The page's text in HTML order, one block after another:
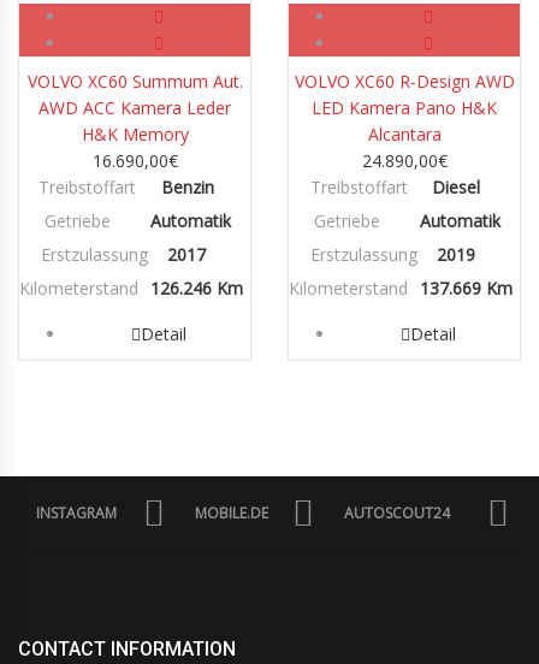
VOLVO XC60 Summum Aut.
AWD ACC Kamera Leder
H&K Memory
16.690,00€
Treibstoffart
Benzin
Getriebe
Automatik
Erstzulassung
2017
Kilometerstand
126.246 Km
Detail
VOLVO XC60 R-Design AWD
LED Kamera Pano H&K
Alcantara
24.890,00€
Treibstoffart
Diesel
Getriebe
Automatik
Erstzulassung
2019
Kilometerstand
137.669 Km
Detail
INSTAGRAM MOBILE.DE AUTOSCOUT24
CONTACT INFORMATION